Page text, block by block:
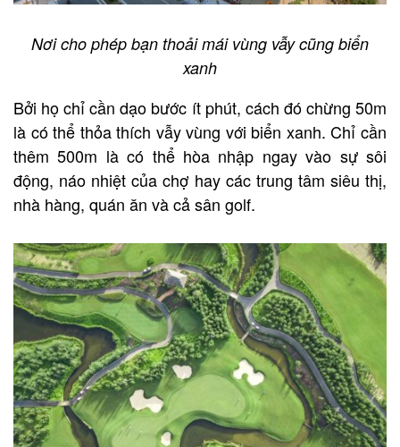
Nơi cho phép bạn thoải mái vùng vẫy cũng biển
xanh
Bởi họ chỉ cần dạo bước ít phút, cách đó chừng 50m
là có thể thỏa thích vẫy vùng với biển xanh. Chỉ cần
thêm 500m là có thể hòa nhập ngay vào sự sôi
động, náo nhiệt của chợ hay các trung tâm siêu thị,
nhà hàng, quán ăn và cả sân golf.